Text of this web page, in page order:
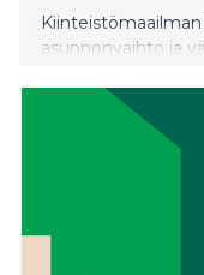
asunnonvaihto ja